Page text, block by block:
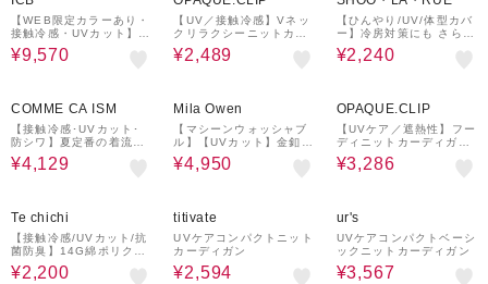
【WEB限定カラーあり・
接触冷感・UVカット】P
INION ロングカーディガ
ン
¥9,570
【UV／接触冷感】Vネッ
クリラクシーニットカー
ディガン《洗濯機OK／
抗ピル》
¥2,489
【ひんやり/UV/体型カバ
ー】冷房対策にも さらと
ろ 5分袖ドルマンカーデ
ィガン
¥2,240
COMME CA ISM
【接触冷感･UVカット･
防シワ】夏定番の着流し
カーディガン
¥4,129
Mila Owen
【マシーンウォッシャブ
ル】【UVカット】金釦コ
ンパクトカーディガン
¥4,950
OPAQUE.CLIP
【UVケア／遮熱性】フー
ディニットカーディガン
《洗濯機OK／抗ピル》
¥3,286
Te chichi
【接触冷感/UVカット/抗
菌防臭】14G綿ポリクル
ーカーディガン《新色追
加》
¥2,200
titivate
UVケアコンパクトニット
カーディガン
¥2,594
ur's
UVケアコンパクトベーシ
ックニットカーディガン
¥3,567